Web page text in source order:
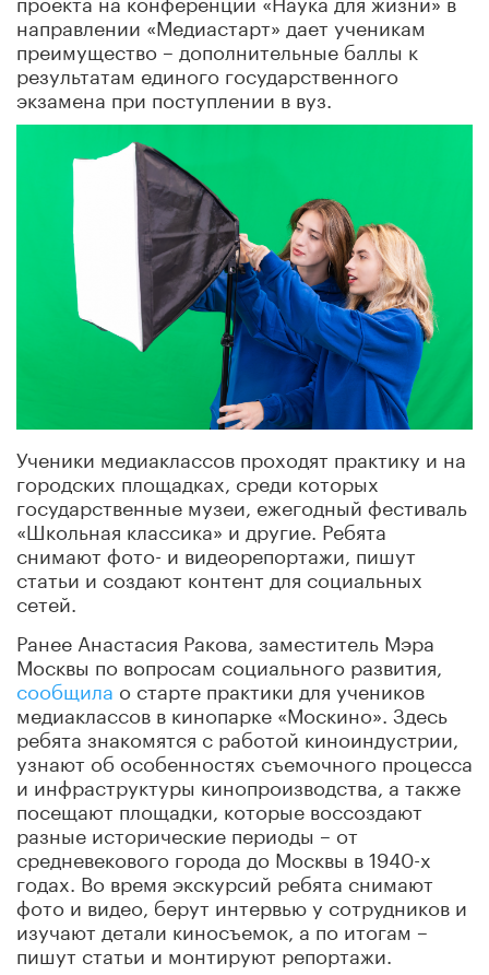
направлении «Медиастарт» дает ученикам
преимущество – дополнительные баллы к
результатам единого государственного
экзамена при поступлении в вуз.
Ученики медиаклассов проходят практику и на
городских площадках, среди которых
государственные музеи, ежегодный фестиваль
«Школьная классика» и другие. Ребята
снимают фото- и видеорепортажи, пишут
статьи и создают контент для социальных
сетей.
Ранее Анастасия Ракова, заместитель Мэра
Москвы по вопросам социального развития,
сообщила о старте практики для учеников
медиаклассов в кинопарке «Москино». Здесь
ребята знакомятся с работой киноиндустрии,
узнают об особенностях съемочного процесса
и инфраструктуры кинопроизводства, а также
посещают площадки, которые воссоздают
разные исторические периоды – от
средневекового города до Москвы в 1940-х
годах. Во время экскурсий ребята снимают
фото и видео, берут интервью у сотрудников и
изучают детали киносъемок, а по итогам –
пишут статьи и монтируют репортажи.